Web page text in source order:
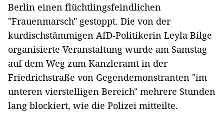
Berlin einen flüchtlingsfeindlichen
"Frauenmarsch" gestoppt. Die von der
kurdischstämmigen AfD-Politikerin Leyla Bilge
organisierte Veranstaltung wurde am Samstag
auf dem Weg zum Kanzleramt in der
Friedrichstraße von Gegendemonstranten "im
unteren vierstelligen Bereich" mehrere Stunden
lang blockiert, wie die Polizei mitteilte.